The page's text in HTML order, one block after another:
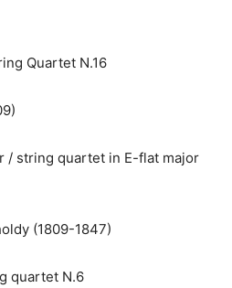
Quartet N.16
/ string quartet in E-flat major
(1809-1847)
quartet N.6